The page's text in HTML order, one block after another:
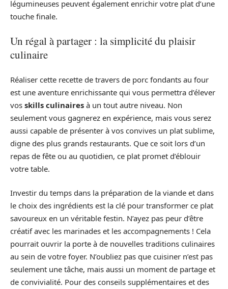
légumineuses peuvent également enrichir votre plat d’une
touche finale.
Un régal à partager : la simplicité du plaisir
culinaire
Réaliser cette recette de travers de porc fondants au four
est une aventure enrichissante qui vous permettra d’élever
vos skills culinaires à un tout autre niveau. Non
seulement vous gagnerez en expérience, mais vous serez
aussi capable de présenter à vos convives un plat sublime,
digne des plus grands restaurants. Que ce soit lors d’un
repas de fête ou au quotidien, ce plat promet d’éblouir
votre table.
Investir du temps dans la préparation de la viande et dans
le choix des ingrédients est la clé pour transformer ce plat
savoureux en un véritable festin. N’ayez pas peur d’être
créatif avec les marinades et les accompagnements ! Cela
pourrait ouvrir la porte à de nouvelles traditions culinaires
au sein de votre foyer. N’oubliez pas que cuisiner n’est pas
seulement une tâche, mais aussi un moment de partage et
de convivialité. Pour des conseils supplémentaires et des